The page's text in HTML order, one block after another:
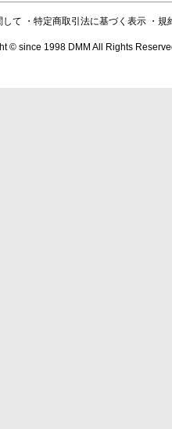
して ・特定商取引法に基づく表示 ・規
© since 1998 DMM All Rights